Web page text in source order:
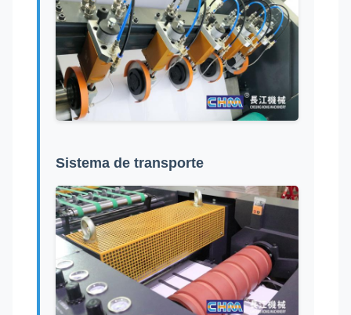
Sistema de transporte